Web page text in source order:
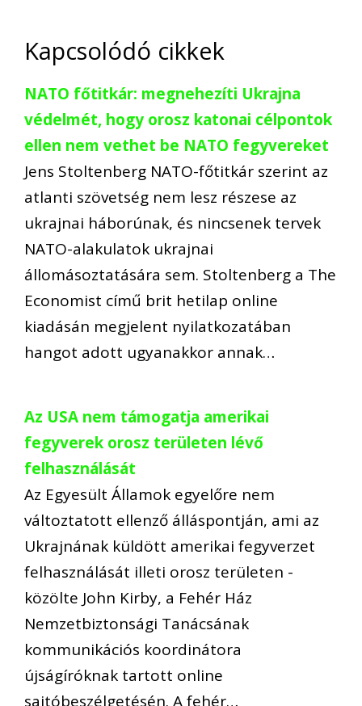
Kapcsolódó cikkek
NATO főtitkár: megnehezíti Ukrajna
védelmét, hogy orosz katonai célpontok
ellen nem vethet be NATO fegyvereket
Jens Stoltenberg NATO-főtitkár szerint az
atlanti szövetség nem lesz részese az
ukrajnai háborúnak, és nincsenek tervek
NATO-alakulatok ukrajnai
állomásoztatására sem. Stoltenberg a The
Economist című brit hetilap online
kiadásán megjelent nyilatkozatában
hangot adott ugyanakkor annak…
Az USA nem támogatja amerikai
fegyverek orosz területen lévő
felhasználását
Az Egyesült Államok egyelőre nem
változtatott ellenző álláspontján, ami az
Ukrajnának küldött amerikai fegyverzet
felhasználását illeti orosz területen -
közölte John Kirby, a Fehér Ház
Nemzetbiztonsági Tanácsának
kommunikációs koordinátora
újságíróknak tartott online
sajtóbeszélgetésén. A fehér…